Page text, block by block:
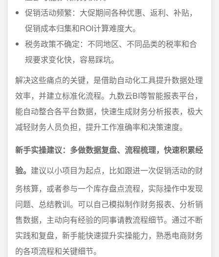
促销活动频繁：大促期间各种优惠、返利、补贴，
促销成本归集和ROI计算难度大。
税务政策不确定：不同地区、不同品类的税率和合
规要求变化快，容易踩坑。
解决这些痛点的关键，是借助自动化工具提升数据处理
效率，并建立标准化流程。九数云BI等智能报表平台，
能自动整合各平台数据，快速生成财务分析报表，极大
减轻财务人员负担，提升工作准确率和决策速度。
新手实操建议：多做数据复盘、流程梳理，快速积累经
验。 建议以小项目为起点，比如跟进一次促销活动的财
务核算，或者参与一个库存盘点流程，实际操作中发现
问题、总结教训。可以自己模拟制作财务报表、分析销
售数据，主动向有经验的同事请教流程细节。通过不断
实践和复盘，新手能快速提升实操能力，熟悉电商财务
的各项流程和关键细节。